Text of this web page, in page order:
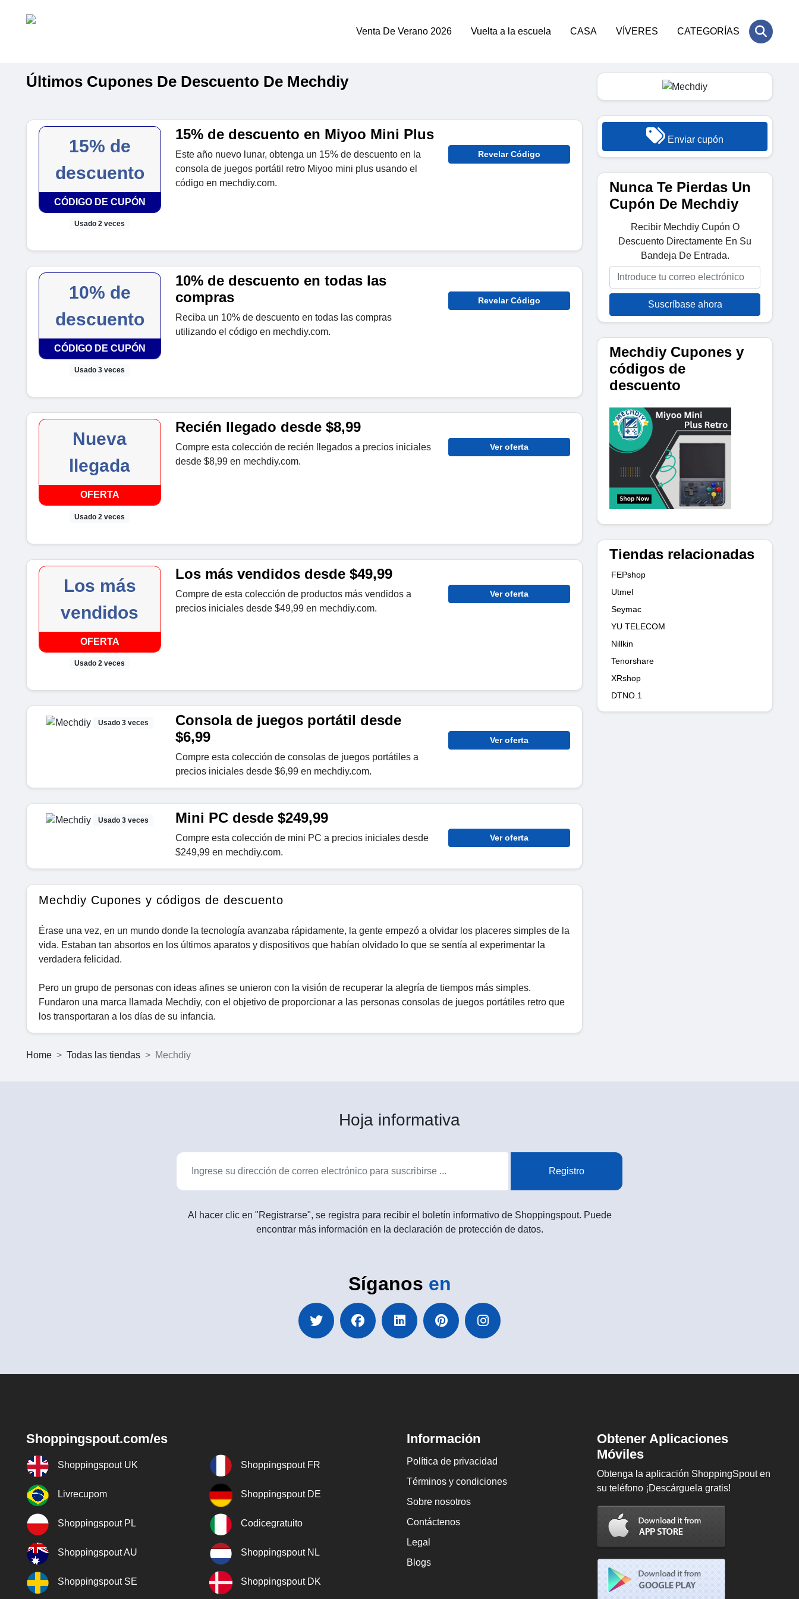
Venta De Verano 2026 Vuelta a la escuela CASA VÍVERES CATEGORÍAS
Últimos Cupones De Descuento De Mechdiy
15% de
descuento
CÓDIGO DE CUPÓN
Usado 2 veces
15% de descuento en Miyoo Mini Plus
Este año nuevo lunar, obtenga un 15% de descuento en la
consola de juegos portátil retro Miyoo mini plus usando el
código en mechdiy.com.
Revelar Código
10% de
descuento
CÓDIGO DE CUPÓN
Usado 3 veces
10% de descuento en todas las
compras
Reciba un 10% de descuento en todas las compras
utilizando el código en mechdiy.com.
Revelar Código
Nueva
llegada
OFERTA
Usado 2 veces
Recién llegado desde $8,99
Compre esta colección de recién llegados a precios iniciales
desde $8,99 en mechdiy.com.
Ver oferta
Los más
vendidos
OFERTA
Usado 2 veces
Los más vendidos desde $49,99
Compre de esta colección de productos más vendidos a
precios iniciales desde $49,99 en mechdiy.com.
Ver oferta
Usado 3 veces
Consola de juegos portátil desde
$6,99
Compre esta colección de consolas de juegos portátiles a
precios iniciales desde $6,99 en mechdiy.com.
Ver oferta
Usado 3 veces Mini PC desde $249,99
Compre esta colección de mini PC a precios iniciales desde
$249,99 en mechdiy.com.
Ver oferta
Mechdiy Cupones y códigos de descuento
Érase una vez, en un mundo donde la tecnología avanzaba rápidamente, la gente empezó a olvidar los placeres simples de la
vida. Estaban tan absortos en los últimos aparatos y dispositivos que habían olvidado lo que se sentía al experimentar la
verdadera felicidad.
Pero un grupo de personas con ideas afines se unieron con la visión de recuperar la alegría de tiempos más simples.
Fundaron una marca llamada Mechdiy, con el objetivo de proporcionar a las personas consolas de juegos portátiles retro que
los transportaran a los días de su infancia.
Enviar cupón
Nunca Te Pierdas Un
Cupón De Mechdiy
Recibir Mechdiy Cupón O
Descuento Directamente En Su
Bandeja De Entrada.
Suscríbase ahora
Mechdiy Cupones y
códigos de
descuento
Tiendas relacionadas
FEPshop
Utmel
Seymac
YU TELECOM
Nillkin
Tenorshare
XRshop
DTNO.1
Home Todas las tiendas Mechdiy
Hoja informativa
Registro
Al hacer clic en "Registrarse", se registra para recibir el boletín informativo de Shoppingspout. Puede
encontrar más información en la declaración de protección de datos.
Síganos en
Shoppingspout.com/es
Shoppingspout UK Shoppingspout FR
Livrecupom Shoppingspout DE
Shoppingspout PL Codicegratuito
Shoppingspout AU Shoppingspout NL
Shoppingspout SE Shoppingspout DK
Información
Política de privacidad
Términos y condiciones
Sobre nosotros
Contáctenos
Legal
Blogs
Obtener Aplicaciones
Móviles
Obtenga la aplicación ShoppingSpout en
su teléfono ¡Descárguela gratis!